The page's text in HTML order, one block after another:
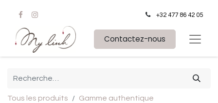
+32 477 86 42 05
Contactez-nous
Tous les produits
Gamme authentique